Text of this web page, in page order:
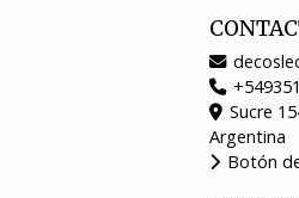
Sucre
Argentina
Botón